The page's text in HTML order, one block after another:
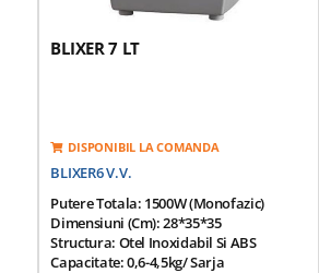
BLIXER 7 LT
DISPONIBIL LA COMANDA
BLIXER6 V.V.
Putere Totala: 1500W (monofazic)
Dimensiuni (cm): 28*35*35
Structura: Otel Inoxidabil Si ABS
Capacitate: 0,6-4,5kg/ Sarja